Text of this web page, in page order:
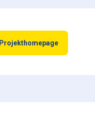
Projekthomepage